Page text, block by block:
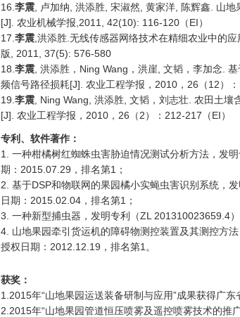
16. 李震 , 卢加纳, 洪添胜, 宋淑然, 黄家洋, 陈辉鑫. 山
[J]. 农业机械学报,2011, 42(10): 116-120（EI）
17. 李震 ,洪添胜.无线传感器网络技术在精细农业中的
版, 2011, 37(5): 576-580
18. 李震 , 洪添胜，Ning Wang，洪崖, 文韬，李加念.
频信号路径损耗[J]. 农业工程学报，2010，26（12）：
19. 李震 , Ning Wang, 洪添胜, 文韬，刘志壮. 农田土
[J]. 农业工程学报，2010，26（2）：212-217（EI）
专利、软件著作：
1. 一种柑橘树红蜘蛛虫害胁迫情况测试分析方法，发
期：2015.07.29，排名第1；
2. 基于DSP和物联网的果园橘小实蝇虫害识别系统，
日期：2015.02.04，排名第1；
3. 一种新型捕虫器，发明专利（ZL 201310023659.4
4. 山地果园牵引货运机的障碍物测控装置及其测控方
授权日期：2012.12.19，排名第1。
获奖：
1.2015年“山地果园运送装备研制与应用”成果获得广
2.2015年“山地果园管道恒压喷雾及遥控喷雾技术的推